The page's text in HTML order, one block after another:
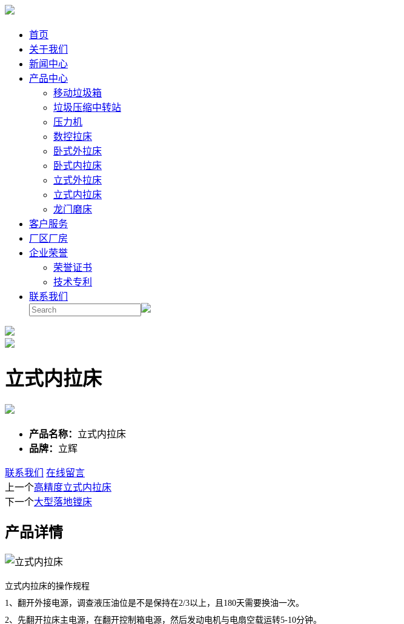
首页
关于我们
新闻中心
产品中心
移动垃圾箱
垃圾压缩中转站
压力机
数控拉床
卧式外拉床
卧式内拉床
立式外拉床
立式内拉床
龙门磨床
客户服务
厂区厂房
企业荣誉
荣誉证书
技术专利
联系我们
立式内拉床
产品名称： 立式内拉床
品牌： 立辉
联系我们
在线留言
上一个高精度立式内拉床
下一个大型落地镗床
产品详情
立式内拉床的操作规程
1、翻开外接电源，调查液压油位是不是保持在2/3以上，且180天需要换油一次。
2、先翻开拉床主电源，在翻开控制箱电源，然后发动电机与电扇空载运转5-10分钟。